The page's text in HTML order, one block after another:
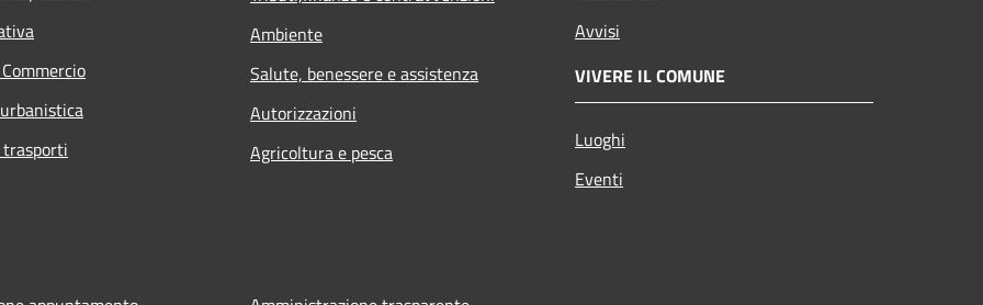
Ambiente
Salute, benessere e assistenza
Autorizzazioni
Agricoltura e pesca
Avvisi
VIVERE IL COMUNE
Luoghi
Eventi